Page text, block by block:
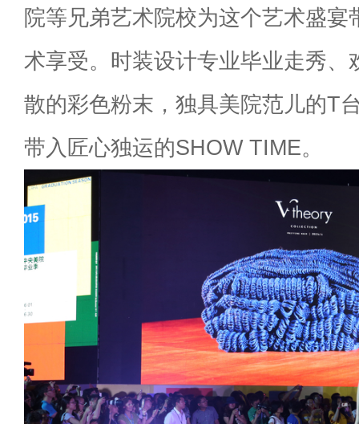
院等兄弟艺术院校为这个艺术盛宴
术享受。时装设计专业毕业走秀、
散的彩色粉末，独具美院范儿的T
带入匠心独运的SHOW TIME。